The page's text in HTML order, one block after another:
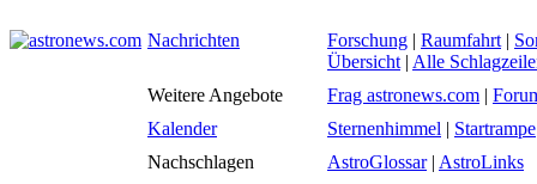
Nachrichten Forschung | Raumfahrt |
Übersicht | Alle
Weitere Angebote
Frag astronews.com |
Kalender
Sternenhimmel | Startrampe
Nachschlagen
AstroGlossar| AstroLinks